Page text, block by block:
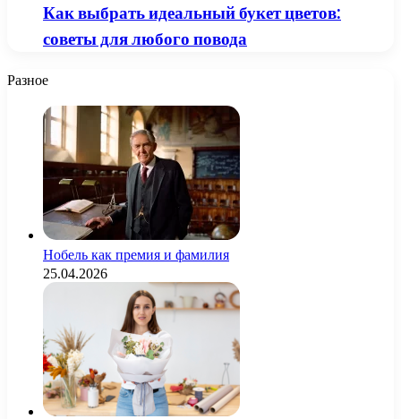
Как выбрать идеальный букет цветов:
советы для любого повода
Разное
Нобель как премия и фамилия
25.04.2026